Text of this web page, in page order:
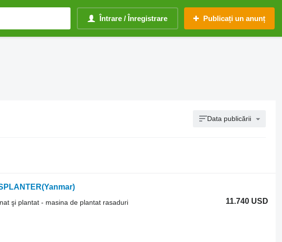
Întrare / Înregistrare Publicați un anunț
Data publicării
11.740 USD
şi plantat - masina de plantat rasaduri